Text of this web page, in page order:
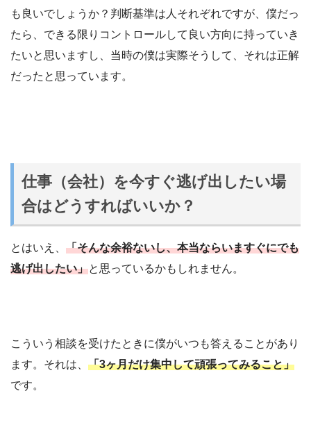
も良いでしょうか？判断基準は人それぞれですが、僕だっ
たら、できる限りコントロールして良い方向に持っていき
たいと思いますし、当時の僕は実際そうして、それは正解
だったと思っています。
仕事（会社）を今すぐ逃げ出したい場
合はどうすればいいか？
とはいえ、 「そんな余裕ないし、本当ならいますぐにでも
逃げ出したい」と思っているかもしれません。
こういう相談を受けたときに僕がいつも答えることがあり
ます。それは、 「3ヶ月だけ集中して頑張ってみること」
です。